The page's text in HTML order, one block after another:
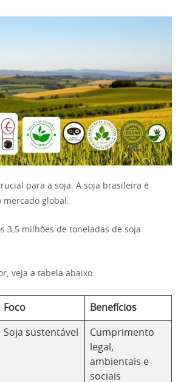
para a soja. A soja brasileira é
global.
3,5 milhões de toneladas de soja
veja a tabela abaixo:
Foco Benefícios
Soja sustentável
Cumprimento
legal,
ambientais e
sociais